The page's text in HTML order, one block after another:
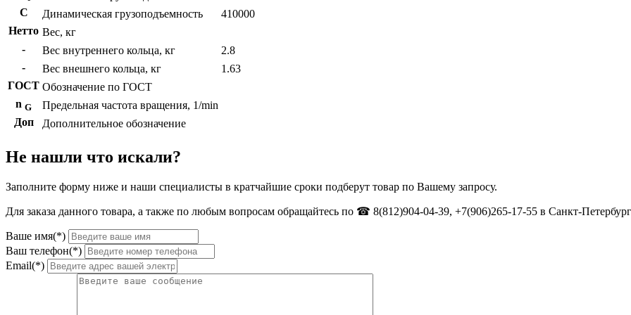
C
Динамическая грузоподъемность
410000
Нетто Вес, кг
-
Вес внутреннего кольца, кг
2.8
-
Вес внешнего кольца, кг
1.63
ГОСТ Обозначение по ГОСТ
n G
Предельная частота вращения, 1/min
Доп
Дополнительное обозначение
Не нашли что искали?
Заполните форму ниже и наши специалисты в кратчайшие сроки подберут товар по Вашему запросу.
Для заказа данного товара, а также по любым вопросам обращайтесь по ☎ 8(812)904-04-39, +7(906)265-17-55 в Санкт-
Ваше имя(*)
Ваш телефон(*)
Email(*)